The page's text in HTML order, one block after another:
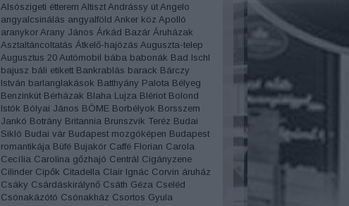
Alsószigeti étterem Altiszt Andrássy út Angelo
angyalcsinálás angyalföld Anker köz Apolló
aranykor Arany János Árkád Bazár Áruházak
Asztaltáncoltatás Átkelő-hajózás Auguszta-telep
Augusztus 20 Autómobil bába babonák Bad Ischl
bajusz báli etikett Bankrablás barack Bárczy
István barlanglakások Batthyány Palota Bélyeg
Benzinkút Bérházak Blaha Lujza Blériot Bolond
Istók Bólyai János BÖME Borbélyok Borsszem
Jankó Botrány Britannia Brunszvik Teréz Budai
Sikló Budai vár Budapest mozgóképen Budapest
romantikája Büfé Bujakór Caffé Florian Carola
Cecília Carolina gőzhajó Centrál Cigányzene
Cilinder Cipők Citadella Clair Ignác Corvin áruház
Csáky Csárdáskirálynő Csáth Géza Cseléd
Csónakázótó Csónakház Csortos Gyula